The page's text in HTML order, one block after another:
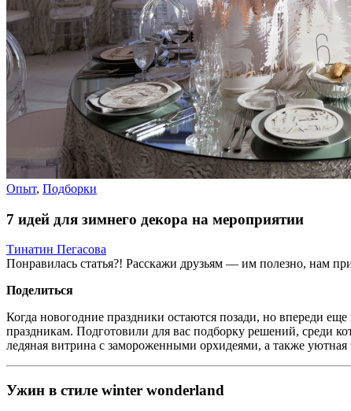
Опыт, Подборки
7 идей для зимнего декора на мероприятии
Тинатин Пегасова
Понравилась статья?! Расскажи друзьям — им полезно, нам
Поделиться
Когда новогодние праздники остаются позади, но впереди
праздникам. Подготовили для вас подборку решений, среди
ледяная витрина с замороженными орхидеями, а также
Ужин в стиле winter wonderland